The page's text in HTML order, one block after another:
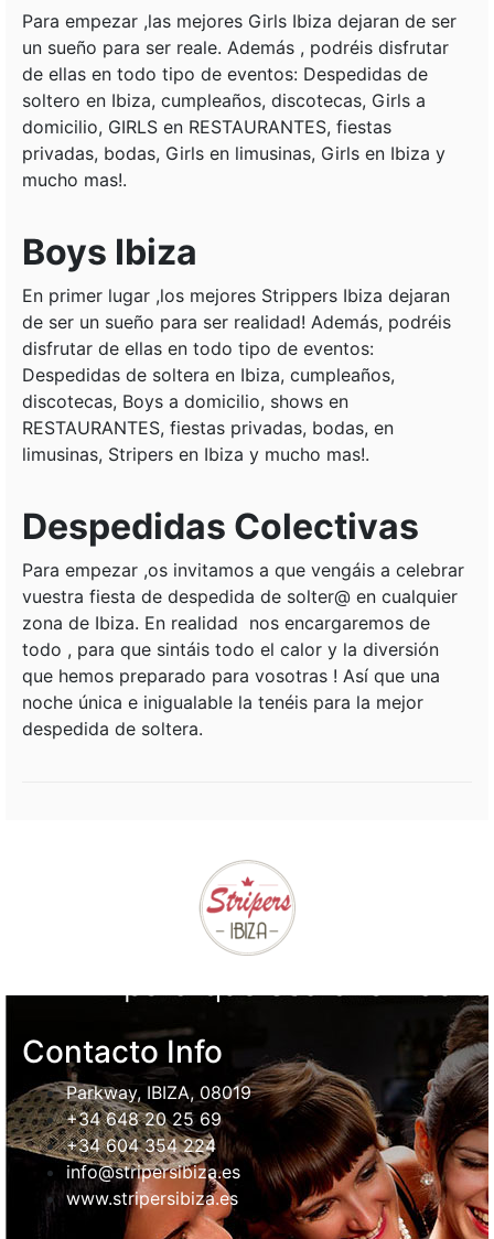
Para empezar ,las mejores Girls Ibiza dejaran de ser
un sueño para ser reale. Además , podréis disfrutar
de ellas en todo tipo de eventos: Despedidas de
soltero en Ibiza, cumpleaños, discotecas, Girls a
domicilio, GIRLS en RESTAURANTES, fiestas
privadas, bodas, Girls en limusinas, Girls en Ibiza y
mucho mas!.
Boys Ibiza
En primer lugar ,los mejores Strippers Ibiza dejaran
de ser un sueño para ser realidad! Además, podréis
disfrutar de ellas en todo tipo de eventos:
Despedidas de soltera en Ibiza, cumpleaños,
discotecas, Boys a domicilio, shows en
RESTAURANTES, fiestas privadas, bodas, en
limusinas, Stripers en Ibiza y mucho mas!.
Despedidas Colectivas
Para empezar ,os invitamos a que vengáis a celebrar
vuestra fiesta de despedida de solter@ en cualquier
zona de Ibiza. En realidad nos encargaremos de
todo , para que sintáis todo el calor y la diversión
que hemos preparado para vosotras ! Así que una
noche única e inigualable la tenéis para la mejor
despedida de soltera.
Contacto Info
Parkway, IBIZA, 08019
+34 648 20 25 69
+34 604 354 224
info@stripersibiza.es
www.stripersibiza.es